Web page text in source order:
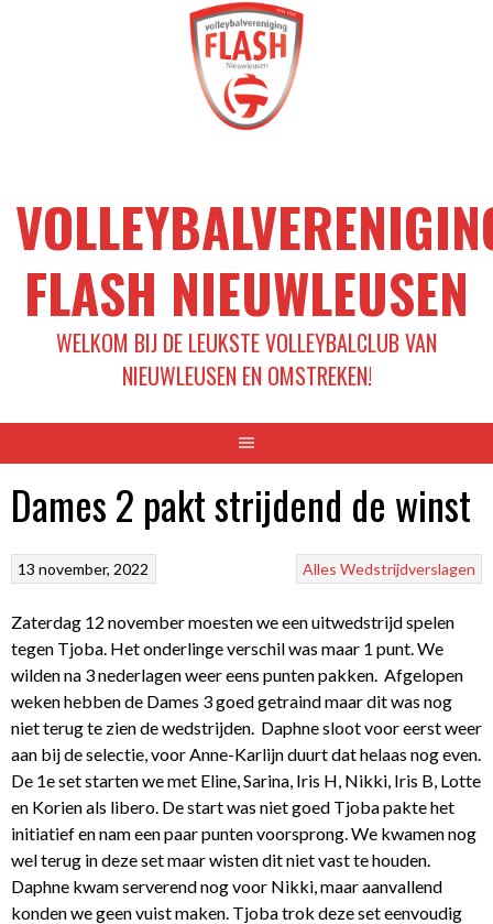
FLASH NIEUWLEUSEN
WELKOM BIJ DE LEUKSTE VOLLEYBALCLUB VAN
NIEUWLEUSEN EN OMSTREKEN!
Dames 2 pakt strijdend de winst
Alles Wedstrijdverslagen
13 november, 2022
Zaterdag 12 november moesten we een uitwedstrijd spelen
tegen Tjoba. Het onderlinge verschil was maar 1 punt. We
wilden na 3 nederlagen weer eens punten pakken. Afgelopen
weken hebben de Dames 3 goed getraind maar dit was nog
niet terug te zien de wedstrijden. Daphne sloot voor eerst weer
aan bij de selectie, voor Anne-Karlijn duurt dat helaas nog even.
De 1e set starten we met Eline, Sarina, Iris H, Nikki, Iris B, Lotte
en Korien als libero. De start was niet goed Tjoba pakte het
initiatief en nam een paar punten voorsprong. We kwamen nog
wel terug in deze set maar wisten dit niet vast te houden.
Daphne kwam serverend nog voor Nikki, maar aanvallend
konden we geen vuist maken. Tjoba trok deze set eenvoudig